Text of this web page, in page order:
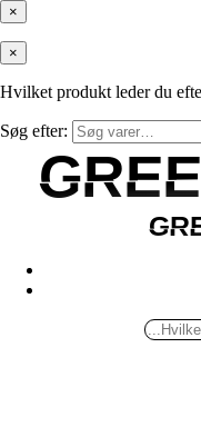
×
×
Hvilket produkt leder du
Søg efter: